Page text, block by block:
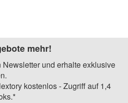
mehr!
und erhalte exklusive
kostenlos - Zugriff auf 1,4